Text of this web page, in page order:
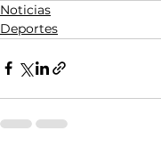
Noticias
Deportes